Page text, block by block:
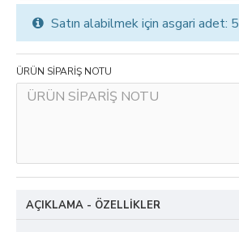
ÜRÜN SİPARİŞ NOTU
Satın alabilmek için asgari adet: 5
AÇIKLAMA - ÖZELLIKLER